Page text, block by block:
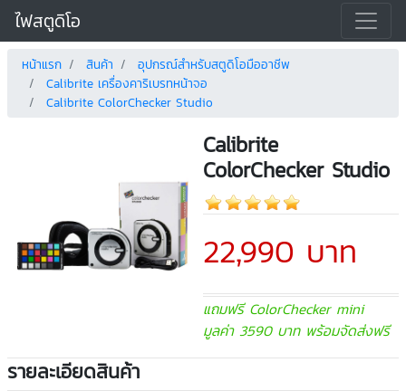
ไฟสตูดิโอ
หน้าแรก สินค้า
อุปกรณ์สำหรับสตูดิโอมืออาชีพ
Calibrite เครื่องคาริเบรทหน้าจอ
Calibrite ColorChecker Studio
Calibrite
ColorChecker Studio
22,990 บาท
แถมฟรี ColorChecker mini
มูลค่า 3590 บาท พร้อมจัดส่งฟรี
รายละเอียดสินค้า